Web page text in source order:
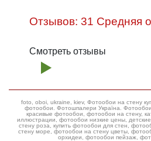
Отзывов: 31
Смотреть отзывы
foto, oboi, ukraine, kiev, Фотообои на стену
фотообои. Фотошпалери Україна.
красивые фотообои, фотообои на стену,
иллюстрации, фотообои низкие цены, детские фотообои на стену, фотообои на
стену роза, купить фотообои для стен,
стену море, фотообои на стену цветы,
орхидеи, фотообои пейзаж,